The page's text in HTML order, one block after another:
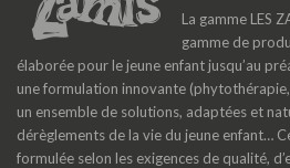
La gamme LES
gamme de
élaborée pour le jeune enfant jusqu’au
une formulation innovante
un ensemble de solutions, adaptées et
dérèglements de la vie du jeune enfant…
formulée selon les exigences de qualité,